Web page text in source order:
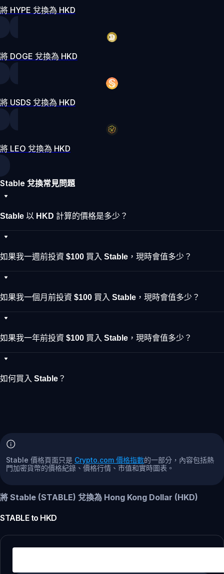
將 HYPE 兌換為 HKD
將 DOGE 兌換為 HKD
將 USDS 兌換為 HKD
將 LEO 兌換為 HKD
Stable 兌換常見問題
Stable 以 HKD 計算的價格是多少？
如果我一週前投資 $100 買入 Stable，現時會值多少？
如果我一個月前投資 $100 買入 Stable，現時會值多少？
如果我一年前投資 $100 買入 Stable，現時會值多少？
如何買入 Stable？
Stable 價格頁面只是 Crypto.com 價格指數的一部分，內容包括熱
門加密貨幣的價格紀錄、價格行情、市值和實時圖表。
將 Stable (STABLE) 兌換為 Hong Kong Dollar (HKD)
STABLEto HKD